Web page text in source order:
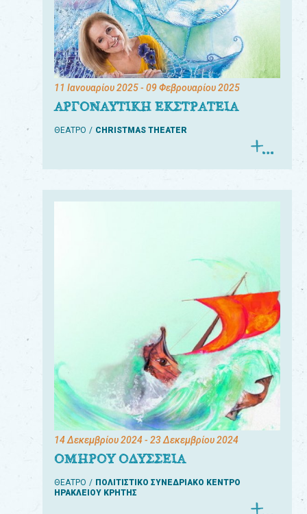
11 Ιανουαρίου 2025- 09 Φεβρουαρίου 2025
ΑΡΓΟΝΑΥΤΙΚΗ ΕΚΣΤΡΑΤΕΙΑ
ΘΕΑΤΡΟ CHRISTMAS THEATER
14 Δεκεμβρίου 2024- 23 Δεκεμβρίου 2024
ΟΜΗΡΟΥ ΟΔΥΣΣΕΙΑ
ΘΕΑΤΡΟ
ΠΟΛΙΤΙΣΤΙΚΟ ΣΥΝΕΔΡΙΑΚΟ ΚΕΝΤΡΟ
ΗΡΑΚΛΕΙΟΥ ΚΡΗΤΗΣ